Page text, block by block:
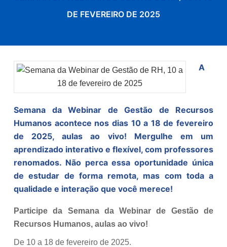
DE FEVEREIRO DE 2025
A
Semana da Webinar de Gestão de Recursos
Humanos acontece nos dias 10 a 18 de fevereiro
de 2025, aulas ao vivo! Mergulhe em um
aprendizado interativo e flexível, com professores
renomados. Não perca essa oportunidade única
de estudar de forma remota, mas com toda a
qualidade e interação que você merece!
Participe da Semana da Webinar de Gestão de
Recursos Humanos, aulas ao vivo!
De 10 a 18 de fevereiro de 2025.